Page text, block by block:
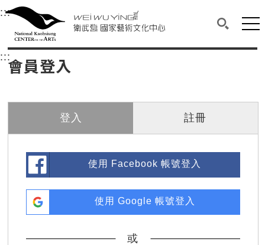
衛武營國家藝術文化中心
中央內容區塊，為本頁主要內容區。
:::選單連結區塊，此區塊列有本網站主要連結。
衛武營國家藝術文化中心
搜尋(開
網
::: 中央內容區塊，為本頁主要內容區。
會員登入
登入 註冊
使用 Facebook 帳號登入
使用 Google 帳號登入
或